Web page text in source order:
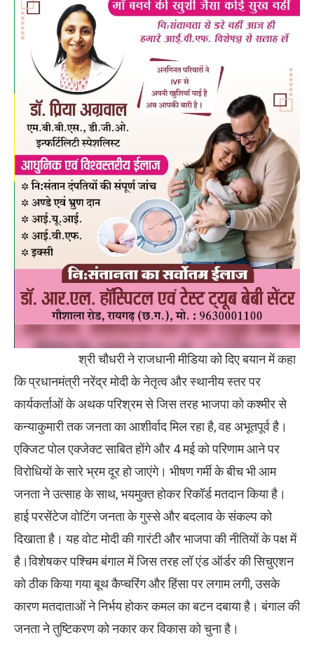
श्री चौधरी ने राजधानी मीडिया को दिए बयान में कहा
कि प्रधानमंत्री नरेंद्र मोदी के नेतृत्व और स्थानीय स्तर पर
कार्यकर्ताओं के अथक परिश्रम से जिस तरह भाजपा को कश्मीर से
कन्याकुमारी तक जनता का आशीर्वाद मिल रहा है, वह अभूतपूर्व है।
एक्जिट पोल एक्जेक्ट साबित होंगे और 4 मई को परिणाम आने पर
विरोधियों के सारे भ्रम दूर हो जाएंगे। भीषण गर्मी के बीच भी आम
जनता ने उत्साह के साथ, भयमुक्त होकर रिकॉर्ड मतदान किया है।
हाई परसेंटेज वोटिंग जनता के गुस्से और बदलाव के संकल्प को
दिखाता है। यह वोट मोदी की गारंटी और भाजपा की नीतियों के पक्ष में
है।विशेषकर पश्चिम बंगाल में जिस तरह लॉ एंड ऑर्डर की सिचुएशन
को ठीक किया गया बूथ कैप्चरिंग और हिंसा पर लगाम लगी, उसके
कारण मतदाताओं ने निर्भय होकर कमल का बटन दबाया है। बंगाल की
जनता ने तुष्टिकरण को नकार कर विकास को चुना है।